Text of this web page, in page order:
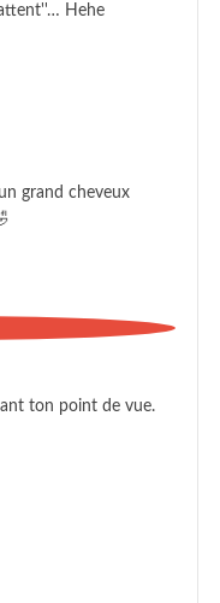
Hehe
grand cheveux
ton point de vue.